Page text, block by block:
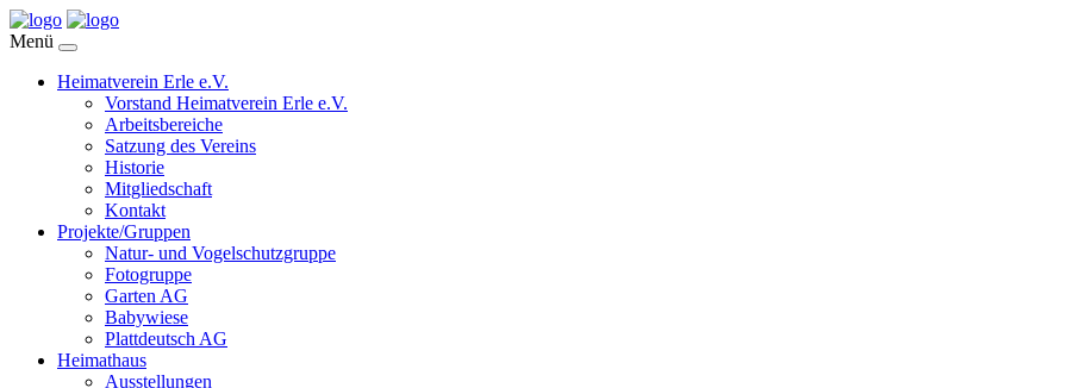
Menü
Heimatverein Erle e.V.
Vorstand Heimatverein Erle e.V.
Arbeitsbereiche
Satzung des Vereins
Historie
Mitgliedschaft
Kontakt
Projekte/Gruppen
Natur- und Vogelschutzgruppe
Fotogruppe
Garten AG
Babywiese
Plattdeutsch AG
Heimathaus
Ausstellungen